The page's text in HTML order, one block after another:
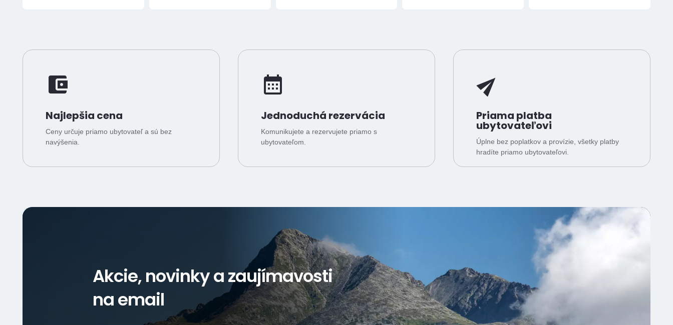
Najlepšia cena
Ceny určuje priamo ubytovateľ a sú bez
navýšenia.
Jednoduchá rezervácia
Komunikujete a rezervujete priamo s
ubytovateľom.
Priama platba
ubytovateľovi
Úplne bez poplatkov a provízie, všetky platby
hradíte priamo ubytovateľovi.
Akcie, novinky a zaujímavosti
na email